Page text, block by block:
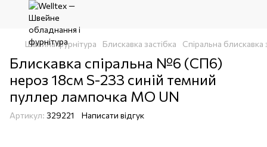
Швейна фурнітура Блискавка застібка Спіральна блискавка
Блискавка спіральна №6 (СП6)
нероз 18см S-233 синій темний
пуллер лампочка МО UN
Артикул: 329221 Написати відгук